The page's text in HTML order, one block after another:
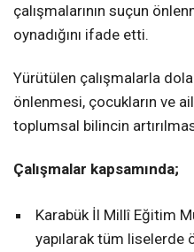
çalışmalarının suçun
oynadığını ifade etti.
Yürütülen çalışmalarla
önlenmesi, çocukların ve
toplumsal bilincin
Çalışmalar kapsamında;
Karabük İl Millî Eğitim
yapılarak tüm liselerde